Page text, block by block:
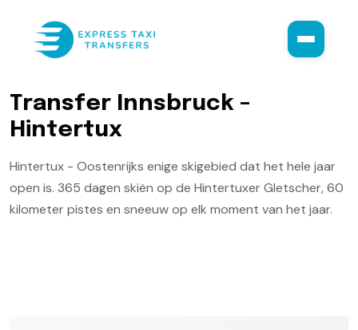
Transfer Innsbruck –
Hintertux
Hintertux - Oostenrijks enige skigebied dat het hele jaar
open is. 365 dagen skiën op de Hintertuxer Gletscher, 60
kilometer pistes en sneeuw op elk moment van het jaar.